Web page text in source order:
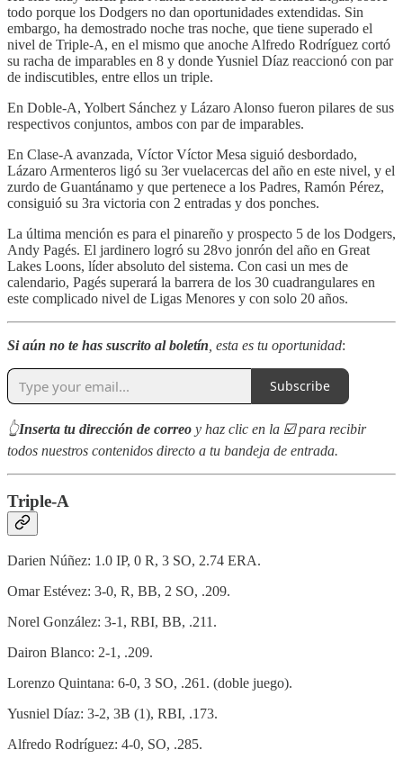
todo porque los Dodgers no dan oportunidades extendidas. Sin
embargo, ha demostrado noche tras noche, que tiene superado el
nivel de Triple-A, en el mismo que anoche Alfredo Rodríguez cortó
su racha de imparables en 8 y donde Yusniel Díaz reaccionó con par
de indiscutibles, entre ellos un triple.
En Doble-A, Yolbert Sánchez y Lázaro Alonso fueron pilares de sus
respectivos conjuntos, ambos con par de imparables.
En Clase-A avanzada, Víctor Víctor Mesa siguió desbordado,
Lázaro Armenteros ligó su 3er vuelacercas del año en este nivel, y el
zurdo de Guantánamo y que pertenece a los Padres, Ramón Pérez,
consiguió su 3ra victoria con 2 entradas y dos ponches.
La última mención es para el pinareño y prospecto 5 de los Dodgers,
Andy Pagés. El jardinero logró su 28vo jonrón del año en Great
Lakes Loons, líder absoluto del sistema. Con casi un mes de
calendario, Pagés superará la barrera de los 30 cuadrangulares en
este complicado nivel de Ligas Menores y con solo 20 años.
Si aún no te has suscrito al boletín , esta es tu oportunidad:
Subscribe
👆Inserta tu dirección de correo y haz clic en la ☑️ para recibir
todos nuestros contenidos directo a tu bandeja de entrada.
Triple-A
Darien Núñez: 1.0 IP, 0 R, 3 SO, 2.74 ERA.
Omar Estévez: 3-0, R, BB, 2 SO, .209.
Norel González: 3-1, RBI, BB, .211.
Dairon Blanco: 2-1, .209.
Lorenzo Quintana: 6-0, 3 SO, .261. (doble juego).
Yusniel Díaz: 3-2, 3B (1), RBI, .173.
Alfredo Rodríguez: 4-0, SO, .285.